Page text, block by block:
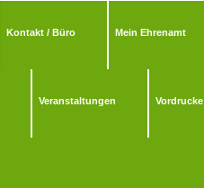
Kontakt / Büro Mein Ehrenamt
Veranstaltungen Vordrucke